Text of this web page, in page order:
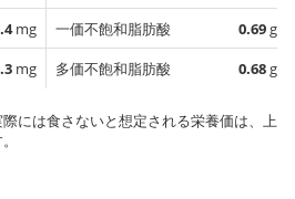
mg
mg
一価不飽和脂肪酸
0.69g
多価不飽和脂肪酸
0.68g
には食さないと想定される栄養価は、上